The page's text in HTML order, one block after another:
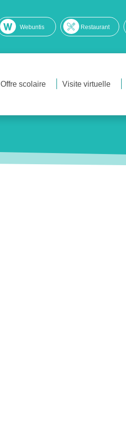
Webuntis Restaurant
Offre scolaire Visite virtuelle